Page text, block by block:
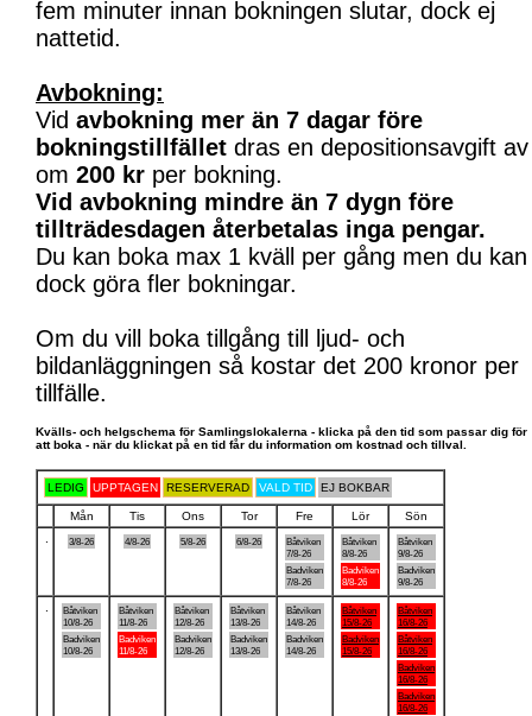
fem minuter innan bokningen slutar, dock ej
nattetid.
Avbokning:
Vid avbokning mer än 7 dagar före
bokningstillfället dras en depositionsavgift av
om 200 kr per bokning.
Vid avbokning mindre än 7 dygn före
tillträdesdagen återbetalas inga pengar.
Du kan boka max 1 kväll per gång men du kan
dock göra fler bokningar.
Om du vill boka tillgång till ljud- och
bildanläggningen så kostar det 200 kronor per
tillfälle.
Kvälls- och helgschema för Samlingslokalerna - klicka på den tid som passar dig för
att boka - när du klickat på en tid får du information om kostnad och tillval.
LEDIG UPPTAGEN RESERVERAD VALD TID EJ BOKBAR
Mån Tis Ons Tor Fre Lör
Sön
3/8-26 4/8-26 5/8-26 6/8-26
Båtviken
7/8-26
Badviken
7/8-26
Båtviken
8/8-26
Badviken
8/8-26
Båtviken
9/8-26
Badviken
9/8-26
Båtviken
10/8-26
Badviken
10/8-26
Båtviken
11/8-26
Badviken
11/8-26
Båtviken
12/8-26
Badviken
12/8-26
Båtviken
13/8-26
Badviken
13/8-26
Båtviken
14/8-26
Badviken
14/8-26
Båtviken
15/8-26
Badviken
15/8-26
Båtviken
16/8-26
Båtviken
16/8-26
Badviken
16/8-26
Badviken
16/8-26